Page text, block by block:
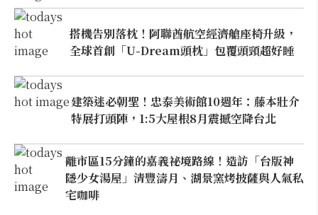
搭機告別落枕！阿聯酋航空經濟艙座椅升級，
全球首創「U-Dream頭枕」包覆頭頸超好睡
建築迷必朝聖！忠泰美術館10週年：藤本壯介
特展打頭陣，1:5大屋根8月震撼空降台北
離市區15分鐘的嘉義祕境路線！造訪「台版神
隱少女湯屋」清豐濤月、湖景窯烤披薩與人氣私
宅咖啡